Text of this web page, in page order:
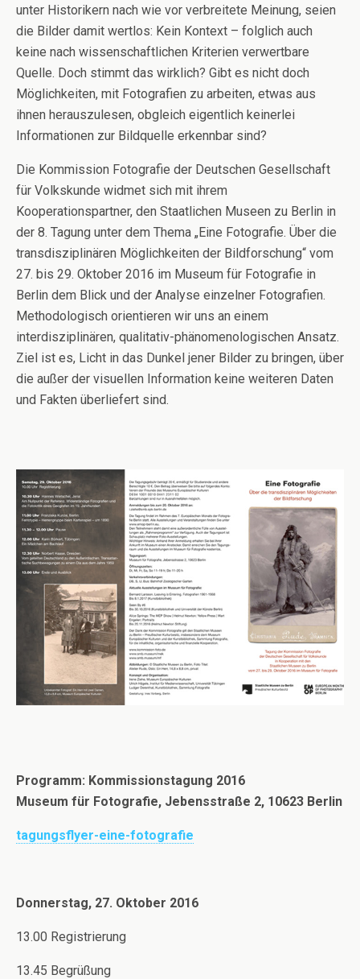
unter Historikern nach wie vor verbreitete Meinung, seien
die Bilder damit wertlos: Kein Kontext – folglich auch
keine nach wissenschaftlichen Kriterien verwertbare
Quelle. Doch stimmt das wirklich? Gibt es nicht doch
Möglichkeiten, mit Fotografien zu arbeiten, etwas aus
ihnen herauszulesen, obgleich eigentlich keinerlei
Informationen zur Bildquelle erkennbar sind?
Die Kommission Fotografie der Deutschen Gesellschaft
für Volkskunde widmet sich mit ihrem
Kooperationspartner, den Staatlichen Museen zu Berlin in
der 8. Tagung unter dem Thema „Eine Fotografie. Über die
transdisziplinären Möglichkeiten der Bildforschung“ vom
27. bis 29. Oktober 2016 im Museum für Fotografie in
Berlin dem Blick und der Analyse einzelner Fotografien.
Methodologisch orientieren wir uns an einem
interdisziplinären, qualitativ-phänomenologischen Ansatz.
Ziel ist es, Licht in das Dunkel jener Bilder zu bringen, über
die außer der visuellen Information keine weiteren Daten
und Fakten überliefert sind.
Programm: Kommissionstagung 2016
Museum für Fotografie, Jebensstraße 2, 10623 Berlin
tagungsflyer-eine-fotografie
Donnerstag, 27. Oktober 2016
13.00 Registrierung
13.45 Begrüßung